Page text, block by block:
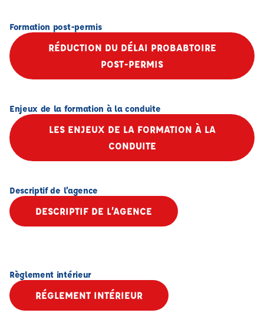
Formation post-permis
RÉDUCTION DU DÉLAI PROBABTOIRE
POST-PERMIS
Enjeux de la formation à la conduite
LES ENJEUX DE LA FORMATION À LA
CONDUITE
Descriptif de l’agence
DESCRIPTIF DE L’AGENCE
Règlement intérieur
RÉGLEMENT INTÉRIEUR